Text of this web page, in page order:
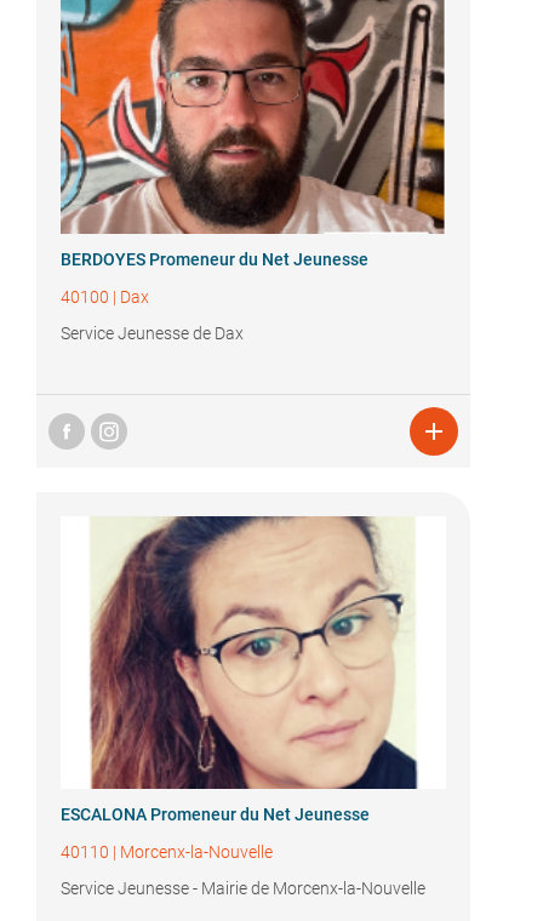
BERDOYES Promeneur du Net Jeunesse
40100 | Dax
Service Jeunesse de Dax

ESCALONA Promeneur du Net Jeunesse
40110 | Morcenx-la-Nouvelle
Service Jeunesse - Mairie de Morcenx-la-Nouvelle